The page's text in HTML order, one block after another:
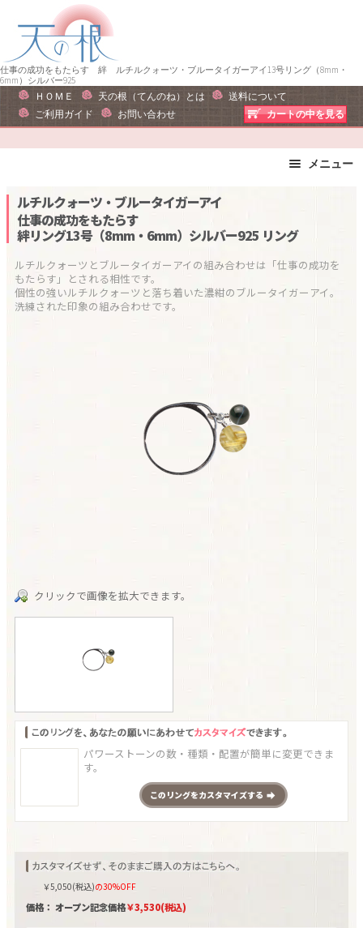
ー
シ
ン
へ
キ
ン
ツ
ス
キ
プ
仕事の成功をもたらす 絆 ルチルクォーツ・ブルータイガーアイ13号リング（8mm・
6mm）シルバー925
ＨＯＭＥ 天の根（てんのね）とは
送料について
ご利用ガイド
お問い合わせ カートの中を見る
メニュー
ピアス・イヤリング
リング
運勢で選ぶ
誕生石で選ぶ
色で選ぶ
干支石で選ぶ
星座石で選ぶ
石の名前で選ぶ
ルチルクォーツ・ブルータイガーアイ
仕事の成功をもたらす
絆リング13号（8mm・6mm）シルバー925 リング
ルチルクォーツとブルータイガーアイの組み合わせは「仕事の成功を
もたらす」とされる相性です。
個性の強いルチルクォーツと落ち着いた濃紺のブルータイガーアイ。
洗練された印象の組み合わせです。
クリックで画像を拡大できます。
パワーストーンの数・種類・配置が簡単に変更できま
す。
この リングをカスタマイズする
￥5,050(税込)の30%OFF
価格： オープン記念価格￥3,530(税込)